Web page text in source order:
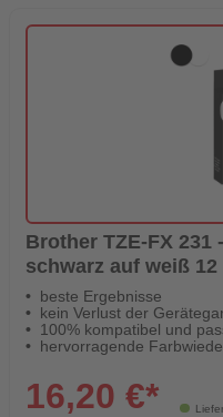
Brother TZE-FX
schwarz auf weiß 12
beste Ergebnisse
kein Verlust der
100% kompatibel und
hervorragende
16,20 €*